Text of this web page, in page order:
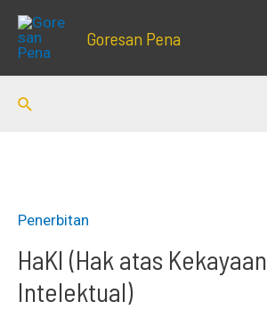
Lewati
Goresan Pena
Cari
Penerbitan
HaKI (Hak atas Kekayaan
Intelektual)